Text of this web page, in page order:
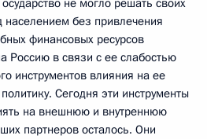
не могло решать своих
без привлечения
финансовых ресурсов
Россию в связи с ее слабостью
инструментов влияния на ее
Сегодня эти инструменты
на внешнюю и внутреннюю
партнеров осталось. Они